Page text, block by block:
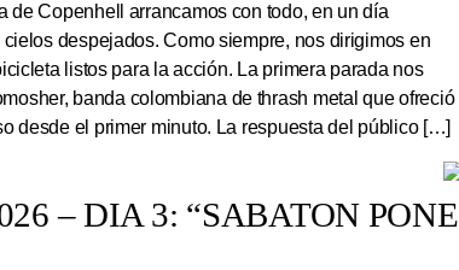
de Copenhell arrancamos con todo, en un día
despejados. Como siempre, nos dirigimos en
listos para la acción. La primera parada nos
banda colombiana de thrash metal que ofreció
desde el primer minuto. La respuesta del público […]
– DIA 3: “SABATON PONE